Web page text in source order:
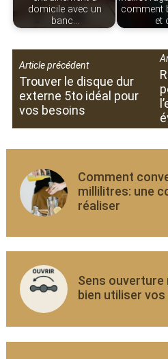
domicile avec un
banc…
comment
et
Article précédent
Trouver le disque dur
externe 5to idéal pour
vos besoins
Comment
millilitres: une
réaliser
Sens
bien utiliser